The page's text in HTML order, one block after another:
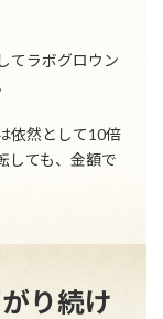
てラボグロウン
依然として10倍
しても、金額で
り続け